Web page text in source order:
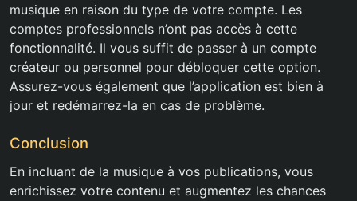
musique en raison du type de votre compte. Les
comptes professionnels n’ont pas accès à cette
fonctionnalité. Il vous suffit de passer à un compte
créateur ou personnel pour débloquer cette option.
Assurez-vous également que l’application est bien à
jour et redémarrez-la en cas de problème.
Conclusion
En incluant de la musique à vos publications, vous
enrichissez votre contenu et augmentez les chances